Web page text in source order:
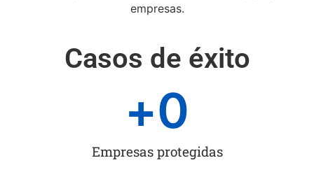
empresas.
Casos de éxito
Empresas protegidas
+0